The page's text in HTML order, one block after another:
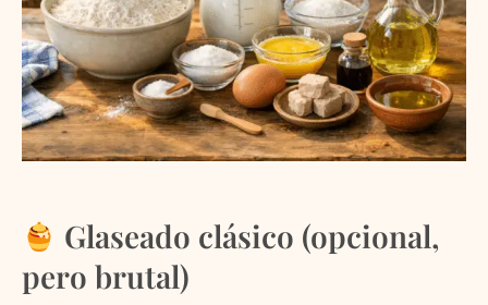
Glaseado clásico (opcional,
pero brutal)